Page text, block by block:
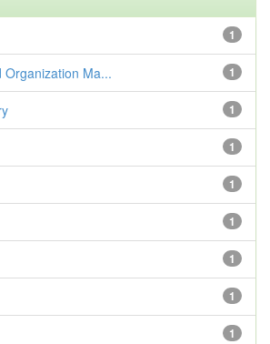
1
1
Organization Ma...
1
1
1
1
1
1
1